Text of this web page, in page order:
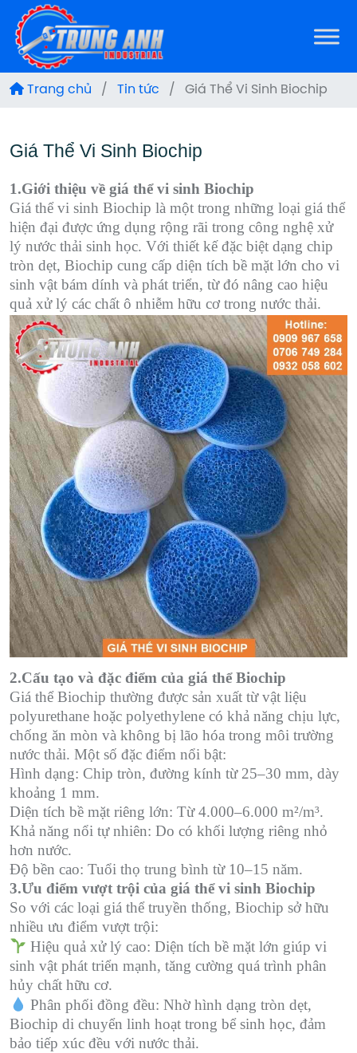
Trang chủ / Tin tức / Giá Thể Vi Sinh Biochip
Giá Thể Vi Sinh Biochip
1.Giới thiệu về giá thể vi sinh Biochip
Giá thể vi sinh Biochip là một trong những loại giá thể
hiện đại được ứng dụng rộng rãi trong công nghệ xử
lý nước thải sinh học. Với thiết kế đặc biệt dạng chip
tròn dẹt, Biochip cung cấp diện tích bề mặt lớn cho vi
sinh vật bám dính và phát triển, từ đó nâng cao hiệu
quả xử lý các chất ô nhiễm hữu cơ trong nước thải.
2.Cấu tạo và đặc điểm của giá thể Biochip
Giá thể Biochip thường được sản xuất từ vật liệu
polyurethane hoặc polyethylene có khả năng chịu lực,
chống ăn mòn và không bị lão hóa trong môi trường
nước thải. Một số đặc điểm nổi bật:
Hình dạng: Chip tròn, đường kính từ 25–30 mm, dày
khoảng 1 mm.
Diện tích bề mặt riêng lớn: Từ 4.000–6.000 m²/m³.
Khả năng nổi tự nhiên: Do có khối lượng riêng nhỏ
hơn nước.
Độ bền cao: Tuổi thọ trung bình từ 10–15 năm.
3.Ưu điểm vượt trội của giá thể vi sinh Biochip
So với các loại giá thể truyền thống, Biochip sở hữu
nhiều ưu điểm vượt trội:
Hiệu quả xử lý cao: Diện tích bề mặt lớn giúp vi
sinh vật phát triển mạnh, tăng cường quá trình phân
hủy chất hữu cơ.
Phân phối đồng đều: Nhờ hình dạng tròn dẹt,
Biochip di chuyển linh hoạt trong bể sinh học, đảm
bảo tiếp xúc đều với nước thải.